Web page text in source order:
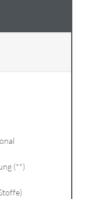
(**)